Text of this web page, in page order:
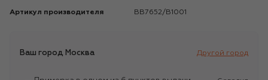
Артикул производителя BB7652/B1001
Ваш город Москва Другой город